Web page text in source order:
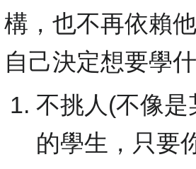
構，也不再依賴
自己決定想要學
不挑人(不像
的學生，只要